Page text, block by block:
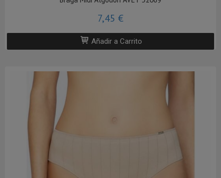
7,45 €
Añadir a Carrito